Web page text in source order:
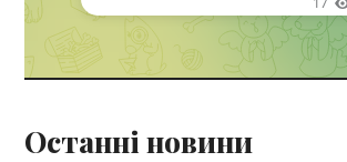
Останні новини